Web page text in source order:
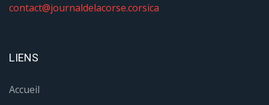
contact@journaldelacorse.corsica
LIENS
Accueil